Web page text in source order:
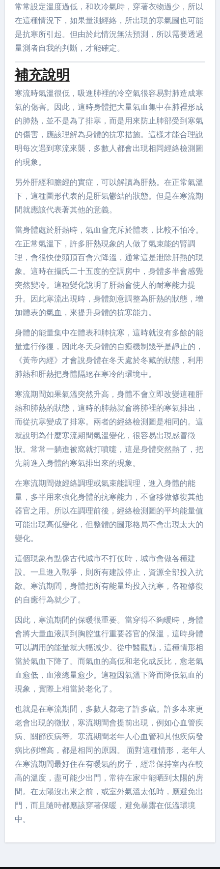
常常設定溫度過低，和吹冷氣時，穿著衣物過少，所以
在這種情況下，如果量測經絡，所出現的寒氣圖也可能
是抗寒所引起。但由於此情況無法預測，所以需要透過
量測者自我的判斷，才能確定。
補充說明
寒流時氣溫很低，吸進肺裡的冷空氣很容易對肺造成寒
氣的傷害。因此，這時身體把大量氣血集中在肺裡形成
的肺熱，並不是為了排寒，而是用來防止肺部受到寒氣
的傷害，應該理解為身體的抗寒措施。這樣才能合理說
明每次遇到寒流來襲，多數人都會出現相同經絡檢測圖
的現象。
另外肝經和膽經的實症，可以解讀為肝熱。在正常氣溫
下，這種圖形代表的是肝氣鬱結的狀態。但是在寒流期
間就應該代表著其他的意義。
當身體處於肝熱時，氣血會充斥於體表，比較不怕冷。
在正常氣溫下，許多肝熱現象的人做了氣束能的腎調
理，會很快使頭頂百會穴降溫，通常這是泄除肝熱的現
象。這時在攝氏二十五度的空調房中，身體多半會感覺
突然變冷。這種變化說明了肝熱會使人的耐寒能力提
升。因此寒流出現時，身體刻意調整為肝熱的狀態，增
加體表的氣血，來提升身體的抗寒能力。
身體的能量集中在體表和肺抗寒，這時就沒有多餘的能
量進行修復，因此冬天身體的自癒機制幾乎是靜止的，
《黃帝內經》才會說身體在冬天處於冬藏的狀態，利用
肺熱和肝熱把身體隔絕在寒冷的環境中。
寒流期間如果氣溫突然升高，身體不會立即改變這種肝
熱和肺熱的狀態，這時的肺熱就會將肺裡的寒氣排出，
而從抗寒變成了排寒。兩者的經絡檢測圖是相同的。這
就說明為什麼寒流期間氣溫變化，很容易出現感冒徵
狀。常常一躺進被窩就打噴嚏，這是身體突然熱了，把
先前進入身體的寒氣排出來的現象。
在寒流期間做經絡調理或氣束能調理，進入身體的能
量，多半用來強化身體的抗寒能力，不會移做修復其他
器官之用。所以在調理前後，經絡檢測圖的平均能量值
可能出現高低變化，但整體的圖形格局不會出現太大的
變化。
這個現象有點像古代城市不打仗時，城市會做各種建
設。一旦進入戰爭，則所有建設停止，資源全部投入抗
敵。寒流期間，身體把所有能量均投入抗寒，各種修復
的自癒行為就少了。
因此，寒流期間的保暖很重要。當穿得不夠暖時，身體
會將大量血液調到胸腔進行重要器官的保溫，這時身體
可以調用的能量就大幅減少。從中醫觀點，這種情形相
當於氣血下降了。而氣血的高低和老化成反比，愈老氣
血愈低，血液總量愈少。這種因氣溫下降而降低氣血的
現象，實際上相當於老化了。
也就是在寒流期間，多數人都老了許多歲。許多本來更
老會出現的徵狀，寒流期間會提前出現，例如心血管疾
病、關節疾病等。寒流期間老年人心血管和其他疾病發
病比例增高，都是相同的原因。 面對這種情形，老年人
在寒流期間最好住在有暖氣的房子，經常保持室內在較
高的溫度，盡可能少出門，常待在家中能晒到太陽的房
間。在太陽沒出來之前，或室外氣溫太低時，應避免出
門，而且隨時都應該穿著保暖，避免暴露在低溫環境
中。